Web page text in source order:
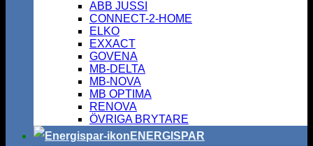
ABB JUSSI
CONNECT-2-HOME
ELKO
EXXACT
GOVENA
MB-DELTA
MB-NOVA
MB OPTIMA
RENOVA
ÖVRIGA BRYTARE
ENERGISPAR